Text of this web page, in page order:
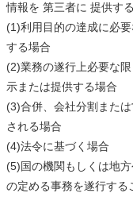
情報を 第三者に 提供す
(1)利用目的の達成に必
する場合
(2)業務の遂行上必要な
示または提供する場合
(3)合併、会社分割また
される場合
(4)法令に基づく場合
(5)国の機関もしくは地
の定める事務を遂行する